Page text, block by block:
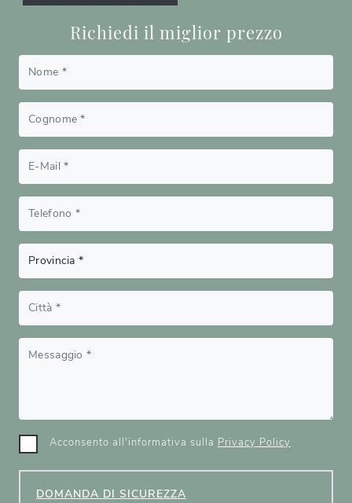
Richiedi il miglior prezzo
Acconsento all'informativa sulla Privacy Policy
DOMANDA DI SICUREZZA